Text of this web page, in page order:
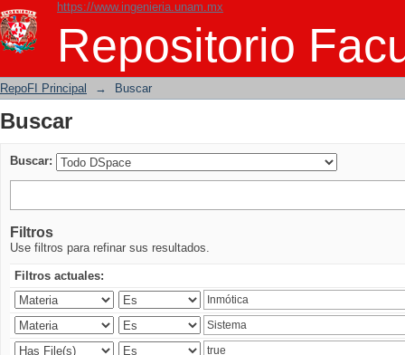
https://www.ingenieria.unam.mx
Repositorio
Buscar
RepoFI Principal → Buscar
Buscar
Buscar:
Filtros
Use filtros para refinar sus resultados.
Filtros actuales: